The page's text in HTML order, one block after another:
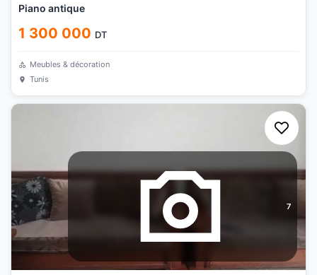
Piano antique
1 300 000 DT
Meubles & décoration
Tunis
7